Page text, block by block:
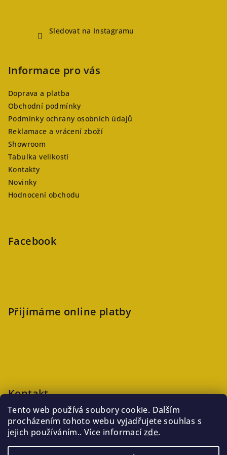
Tento web používá soubory cookie. Dalším
procházením tohoto webu vyjadřujete souhlas s
jejich používáním.. Více informacízde.
Sledovat na Instagramu
Informace pro vás
Doprava a platba
Obchodní podmínky
Podmínky ochrany osobních údajů
Reklamace a vrácení zboží
Showroom
Tabulka velikostí
Kontakty
Novinky
Hodnocení obchodu
Facebook
Přijímáme online platby
Kontakt
veronika @kaftanlicious.cz
+420723126237